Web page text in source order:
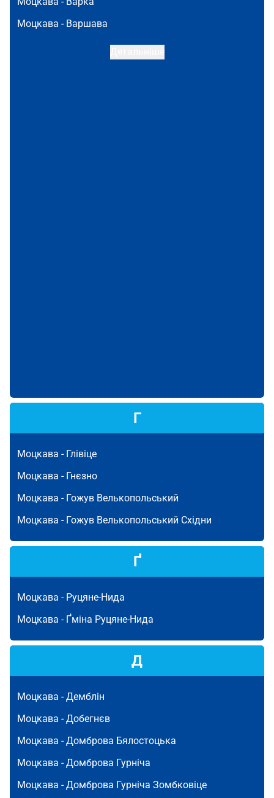
Моцкава - Варшава
Г
Моцкава - Глівіце
Моцкава - Гнєзно
Моцкава - Гожув Велькопольський
Моцкава - Гожув Велькопольський Східни
Ґ
Моцкава - Руцяне-Нида
Моцкава - Ґміна Руцяне-Нида
Д
Моцкава -Демблін
Моцкава -Добегнєв
Моцкава -Домброва Бялостоцька
Моцкава -Домброва Гурніча
Моцкава -Домброва Гурніча Зомбковіце